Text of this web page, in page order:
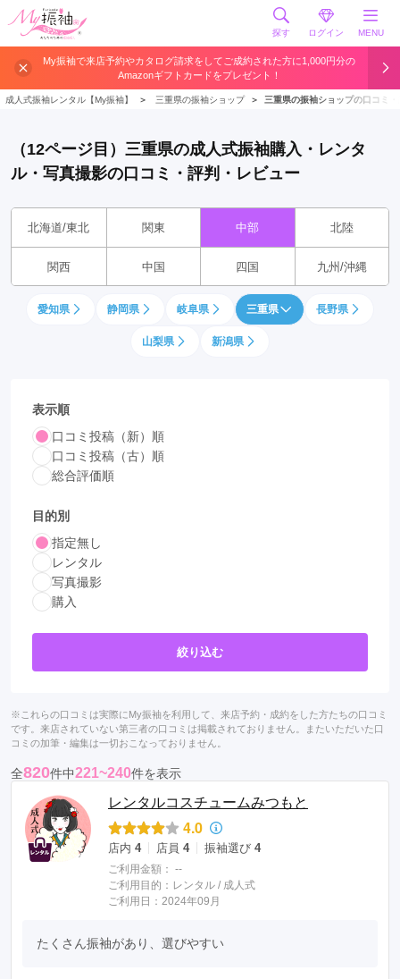
探す ログイン MENU
My振袖で来店予約やカタログ請求をしてご成約された方に1,000円分の
Amazonギフトカードをプレゼント！
成人式振袖レンタル【My振袖】 ＞ 三重県の振袖ショップ ＞ 三重県の振袖ショップの口コミ
（12ページ目）三重県の成人式振袖購入・レンタ
ル・写真撮影の口コミ・評判・レビュー
北海道/東北 関東 中部 北陸
関西 中国 四国 九州/沖縄
愛知県 静岡県 岐阜県 三重県 長野県
山梨県 新潟県
表示順
口コミ投稿（新）順
口コミ投稿（古）順
総合評価順
目的別
指定無し
レンタル
写真撮影
購入
絞り込む
※これらの口コミは実際にMy振袖を利用して、来店予約・成約をした方たちの口コミ
です。来店されていない第三者の口コミは掲載されておりません。またいただいた口
コミの加筆・編集は一切おこなっておりません。
全820件中221~240件を表示
レンタルコスチュームみつもと
4.0
店内 4 店員 4 振袖選び 4
ご利用金額： --
ご利用目的： レンタル / 成人式
ご利用日：2024年09月
たくさん振袖があり、選びやすい